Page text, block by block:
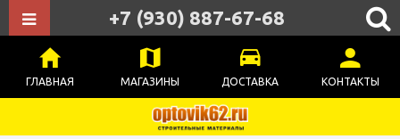
ГЛАВНАЯ МАГАЗИНЫ ДОСТАВКА КОНТАКТЫ
+7 (930) 887-67-68